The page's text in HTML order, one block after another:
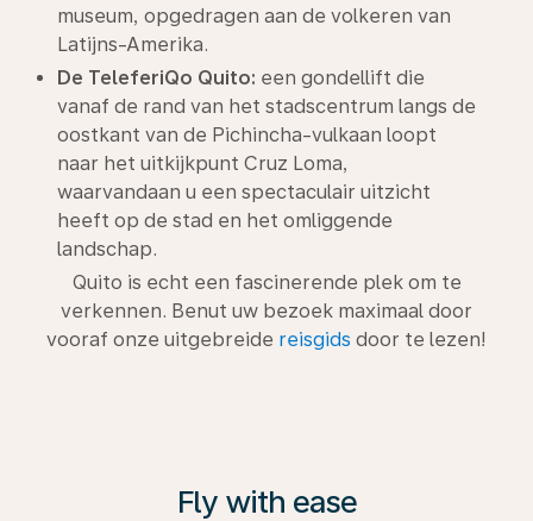
museum, opgedragen aan de volkeren van
Latijns-Amerika.
De TeleferiQo Quito: een gondellift die
vanaf de rand van het stadscentrum langs de
oostkant van de Pichincha-vulkaan loopt
naar het uitkijkpunt Cruz Loma,
waarvandaan u een spectaculair uitzicht
heeft op de stad en het omliggende
landschap.
Quito is echt een fascinerende plek om te
verkennen. Benut uw bezoek maximaal door
vooraf onze uitgebreide reisgids door te lezen!
Fly with ease